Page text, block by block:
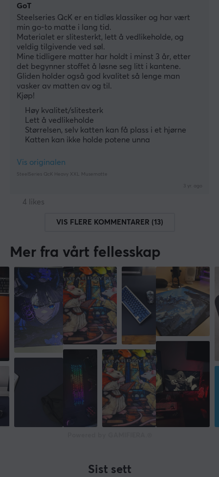
GoT
Steelseries QcK er en tidløs klassiker og har vært
min go-to matte i lang tid.
Materialet er slitesterkt, lett å vedlikeholde, og
veldig tilgivende ved søl.
Mine tidligere matter har holdt i minst 3 år, etter
det begynner stoffet å løsne seg litt i kantene.
Gliden holder også god kvalitet så lenge man
vasker av matten av og til.
Kjøp!
Høy kvalitet/slitesterk
Lett å vedlikeholde
Størrelsen, selv katten kan få plass i et hjørne
Katten kan ikke holde potene unna
Vis originalen
SteelSeries QcK Heavy XXL Musematte
3 yr. ago
4 likes
VIS FLERE KOMMENTARER (13)
Mer fra vårt fellesskap
Sist sett